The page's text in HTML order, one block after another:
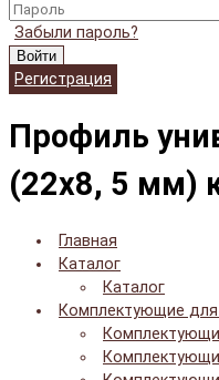
Забыли пароль?
Войти
Регистрация
Профиль
(22x8, 5 мм)
Главная
Каталог
Каталог
Комплектующие